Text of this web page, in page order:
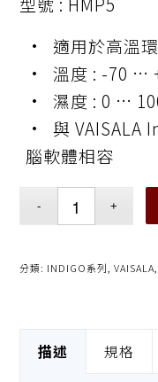
• 適用於高溫
• 溫度 : -70 …
• 濕度 : 0 …
• 與 VAISALA
腦軟體相容
分類: INDIGO系列 ,VAISALA
描述 規格